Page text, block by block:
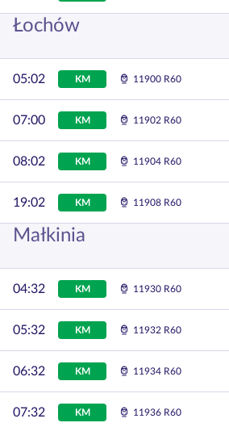
Łochów
05:02 KM 11900 R60
07:00 KM 11902 R60
08:02 KM 11904 R60
19:02 KM 11908 R60
Małkinia
04:32 KM 11930 R60
05:32 KM 11932 R60
06:32 KM 11934 R60
07:32 KM 11936 R60